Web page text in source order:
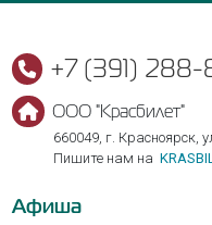
+7 (391) 288-
ООО "Красбилет"
660049, г. Красноярск,
Пишите нам на
Афиша